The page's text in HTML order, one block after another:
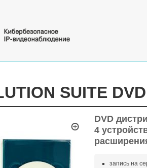
SUITE DVD
DVD
4
запись на